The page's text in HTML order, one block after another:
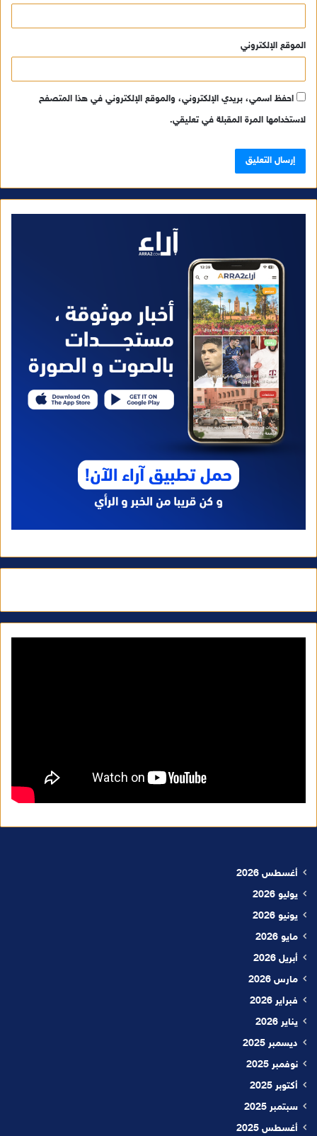
الموقع الإلكتروني
احفظ اسمي، بريدي الإلكتروني، والموقع الإلكتروني في هذا المتصفح
لاستخدامها المرة المقبلة في تعليقي.
أغسطس 2026
يوليو 2026
يونيو 2026
مايو 2026
أبريل 2026
مارس 2026
فبراير 2026
يناير 2026
ديسمبر 2025
نوفمبر 2025
أكتوبر 2025
سبتمبر 2025
أغسطس 2025